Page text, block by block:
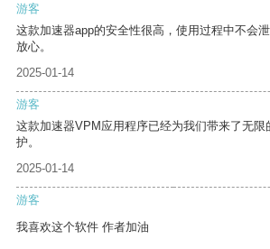
游客
这款加速器app的安全性很高，使用过程中不会
放心。
2025-01-14
游客
这款加速器VPM应用程序已经为我们带来了无限
护。
2025-01-14
游客
我喜欢这个软件 作者加油